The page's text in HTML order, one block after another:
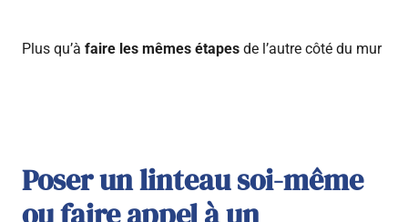
Plus qu’à faire les mêmes étapes de l’autre côté du mur
Poser un linteau soi-même